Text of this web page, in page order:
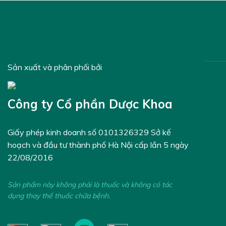
Sản xuất và phân phối bởi
Công ty Cổ phần Dược Khoa
Giấy phép kinh doanh số 0101326329 Sở kế
hoạch và đầu tư thành phố Hà Nội cấp lần 5 ngày
22/08/2016
Sản phẩm này không phải là thuốc và không có tác
dụng thay thế thuốc chữa bệnh.